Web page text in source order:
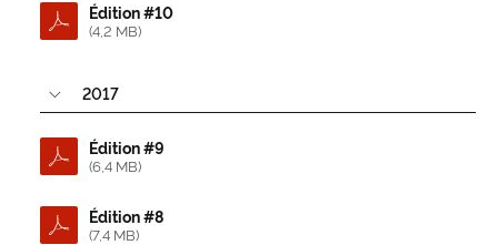
Édition #10
(4,2 MB)
2017
Édition #9
(6,4 MB)
Édition #8
(7,4 MB)